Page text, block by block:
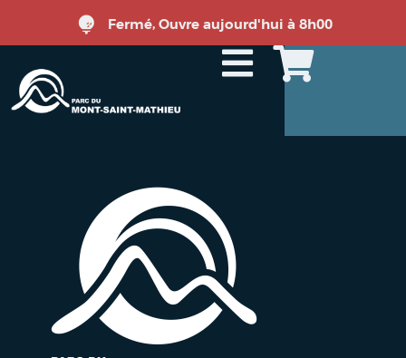
Fermé, Ouvre aujourd'hui à 8h00